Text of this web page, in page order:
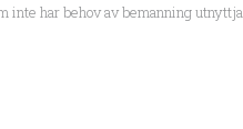
inte har behov av bemanning utnyttja.